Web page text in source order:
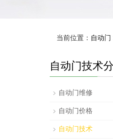
当前位置： 自动门
自动门技术
自动门维修
自动门价格
自动门技术